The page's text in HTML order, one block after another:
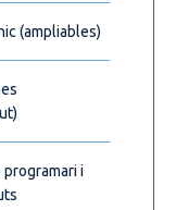
(ampliables)
i